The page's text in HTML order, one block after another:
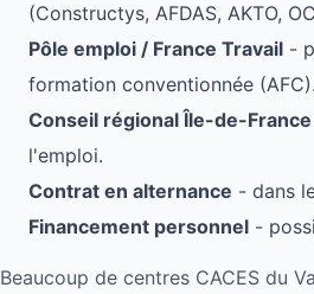
(Constructys, AFDAS, AKTO,
Pôle emploi / France Travail -
formation conventionnée (AFC).
Conseil régional Île-de-France
l'emploi.
Contrat en alternance - dans
Financement personnel -
Beaucoup de centres CACES du